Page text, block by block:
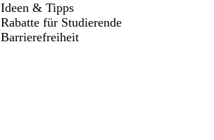
Ideen & Tipps
Rabatte für Studierende
Barrierefreiheit